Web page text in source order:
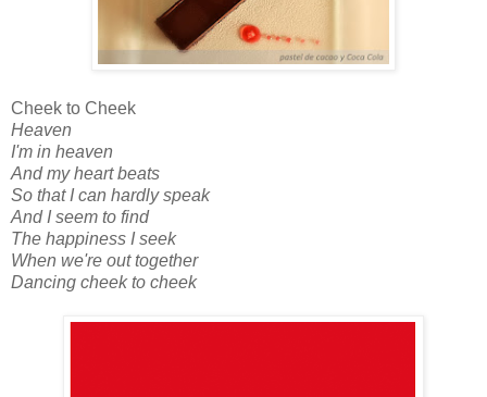
Cheek to Cheek
Heaven
I'm in heaven
And my heart beats
So that I can hardly speak
And I seem to find
The happiness I seek
When we're out together
Dancing cheek to cheek